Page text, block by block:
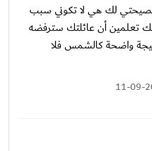
لك هي لا تكوني سبب
تعلمين أن عائلتك سترفضه
واضحة كالشمس فلا
11-09-